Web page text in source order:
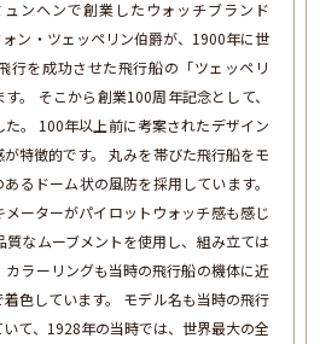
ンヘンで創業したウォッチブランド
ン・ツェッペリン伯爵が、1900年に世
行を成功させた飛行船の「ツェッペリ
。 そこから創業100周年記念として、
。 100年以上前に考案されたデザイン
特徴的です。 丸みを帯びた飛行船をモ
るドーム状の風防を採用しています。
ーターがパイロットウォッチ感も感じ
質なムーブメントを使用し、組み立ては
カラーリングも当時の飛行船の機体に近
色しています。 モデル名も当時の飛行
て、1928年の当時では、世界最大の全